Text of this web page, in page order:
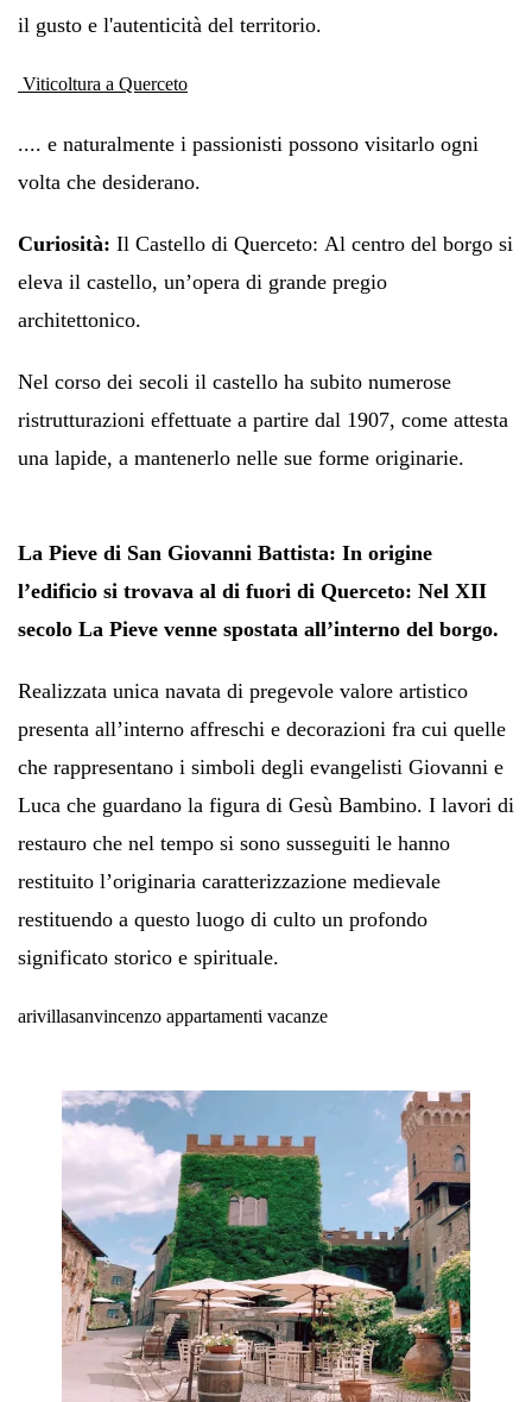
il gusto e l'autenticità del territorio.
Viticoltura a Querceto
.... e naturalmente i passionisti possono visitarlo ogni
volta che desiderano.
Curiosità: Il Castello di Querceto: Al centro del borgo si
eleva il castello, un’opera di grande pregio
architettonico.
Nel corso dei secoli il castello ha subito numerose
ristrutturazioni effettuate a partire dal 1907, come attesta
una lapide, a mantenerlo nelle sue forme originarie.
La Pieve di San Giovanni Battista: In origine
l’edificio si trovava al di fuori di Querceto: Nel XII
secolo La Pieve venne spostata all’interno del borgo.
Realizzata unica navata di pregevole valore artistico
presenta all’interno affreschi e decorazioni fra cui quelle
che rappresentano i simboli degli evangelisti Giovanni e
Luca che guardano la figura di Gesù Bambino. I lavori di
restauro che nel tempo si sono susseguiti le hanno
restituito l’originaria caratterizzazione medievale
restituendo a questo luogo di culto un profondo
significato storico e spirituale.
arivillasanvincenzo appartamenti vacanze